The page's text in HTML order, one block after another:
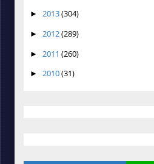
► 2013(304)
► 2012(289)
► 2011 (260)
► 2010(31)